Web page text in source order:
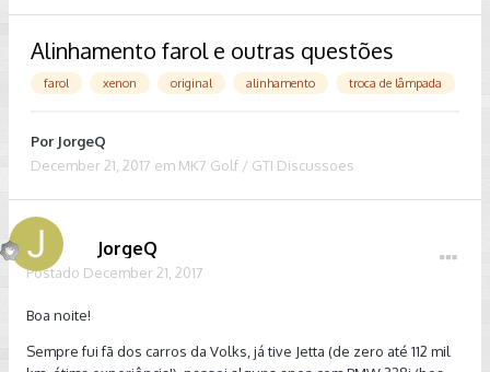
Alinhamento farol e outras questões
farol xenon original alinhamento troca de lâmpada
Por JorgeQ
December 21, 2017 em MK7 Golf / GTI Discussoes
JorgeQ
Postado December 21, 2017
Boa noite!
Sempre fui fã dos carros da Volks, já tive Jetta (de zero até 112 mil